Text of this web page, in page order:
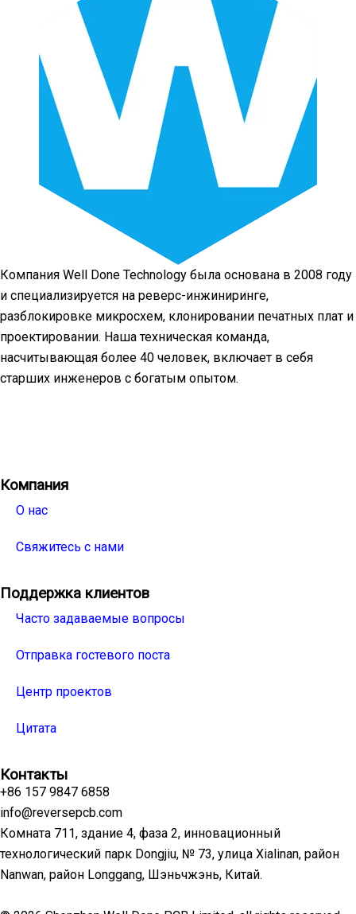
Компания Well Done Technology была основана в 2008 году
и специализируется на реверс-инжиниринге,
разблокировке микросхем, клонировании печатных плат и
проектировании. Наша техническая команда,
насчитывающая более 40 человек, включает в себя
старших инженеров с богатым опытом.
Компания
О нас
Свяжитесь с нами
Поддержка клиентов
Часто задаваемые вопросы
Отправка гостевого поста
Центр проектов
Цитата
Контакты
+86 157 9847 6858
info@reversepcb.com
Комната 711, здание 4, фаза 2, инновационный
технологический парк Dongjiu, № 73, улица Xialinan, район
Nanwan, район Longgang, Шэньчжэнь, Китай.